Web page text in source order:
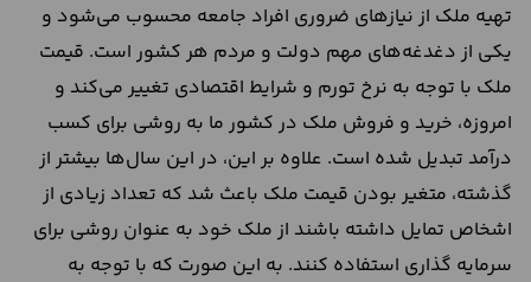
تهیه ملک از نیازهای ضروری افراد جامعه محسوب می‌شود و
یکی از دغدغه‌های مهم دولت و مردم هر کشور است. قیمت
ملک با توجه به نرخ تورم و شرایط اقتصادی تغییر می‌کند و
امروزه، خرید و فروش ملک در کشور ما به روشی برای کسب
درآمد تبدیل شده است. علاوه بر این، در این سال‌ها بیشتر از
گذشته، متغیر بودن قیمت ملک باعث شد که تعداد زیادی از
اشخاص تمایل داشته باشند از ملک خود به عنوان روشی برای
سرمایه گذاری استفاده کنند. به این صورت که با توجه به